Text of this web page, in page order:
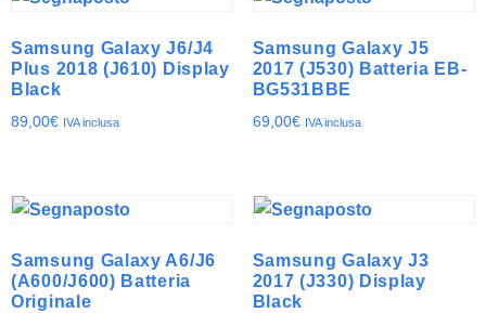
Samsung Galaxy J6/J4
Plus 2018 (J610) Display
Black
89,00€ IVA inclusa
Samsung Galaxy J5
2017 (J530) Batteria EB-
BG531BBE
69,00€ IVA inclusa
Samsung Galaxy A6/J6
(A600/J600) Batteria
Originale
Samsung Galaxy J3
2017 (J330) Display
Black